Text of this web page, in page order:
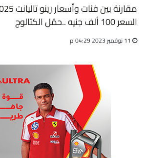
السعر 100 ألف جنيه ..حمّل الكتالوج